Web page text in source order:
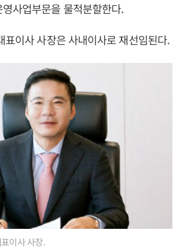
사업부문을 물적분할한다.
표이사 사장은 사내이사로 재선임된다.
이사 사장.